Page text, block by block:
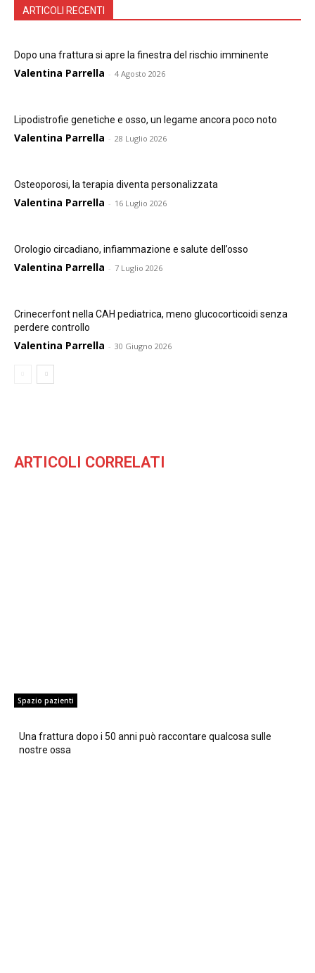
ARTICOLI RECENTI
Dopo una frattura si apre la finestra del rischio imminente
Valentina Parrella - 4 Agosto 2026
Lipodistrofie genetiche e osso, un legame ancora poco noto
Valentina Parrella - 28 Luglio 2026
Osteoporosi, la terapia diventa personalizzata
Valentina Parrella - 16 Luglio 2026
Orologio circadiano, infiammazione e salute dell’osso
Valentina Parrella - 7 Luglio 2026
Crinecerfont nella CAH pediatrica, meno glucocorticoidi senza
perdere controllo
Valentina Parrella - 30 Giugno 2026
ARTICOLI CORRELATI
Spazio pazienti
Una frattura dopo i 50 anni può raccontare qualcosa sulle
nostre ossa